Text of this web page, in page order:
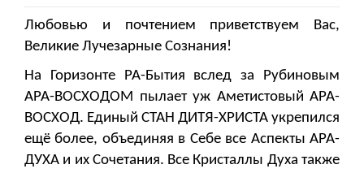
Любовью и почтением приветствуем Вас,
Великие Лучезарные Сознания!
На Горизонте РА-Бытия вслед за Рубиновым
АРА-ВОСХОДОМ пылает уж Аметистовый АРА-
ВОСХОД. Единый СТАН ДИТЯ-ХРИСТА укрепился
ещё более, объединяя в Себе все Аспекты АРА-
ДУХА и их Сочетания. Все Кристаллы Духа также